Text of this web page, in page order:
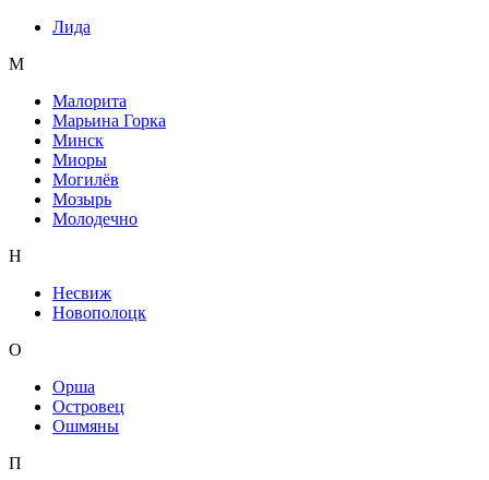
Лида
М
Малорита
Марьина Горка
Минск
Миоры
Могилёв
Мозырь
Молодечно
Н
Несвиж
Новополоцк
О
Орша
Островец
Ошмяны
П